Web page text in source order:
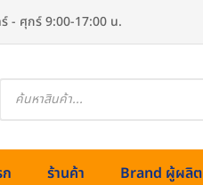
ร์ - ศุกร์ 9:00-17:00 น.
Products
ร้านค้า Brand ผู้ผลิต